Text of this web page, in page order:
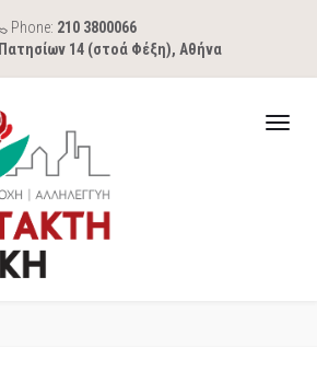
Phone: 210 3800066
Πατησίων 14 (στοά Φέξη), Αθήνα